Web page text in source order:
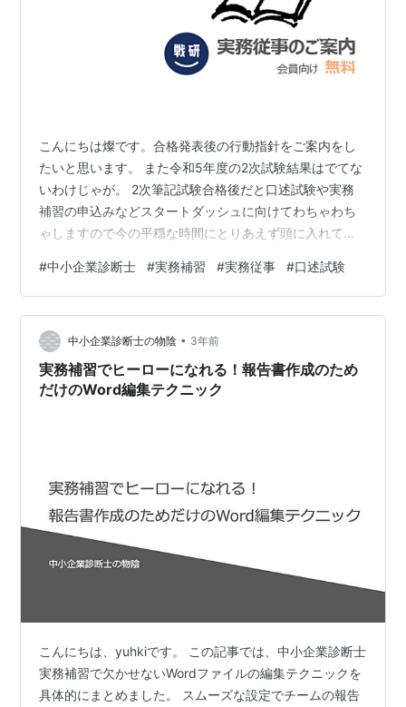
こんにちは燦です。合格発表後の行動指針をご案内をし
たいと思います。 また令和5年度の2次試験結果はでてな
いわけじゃが。 2次筆記試験合格後だと口述試験や実務
補習の申込みなどスタートダッシュに向けてわちゃわち
ゃしますので今の平穏な時間にとりあえず頭に入れてお
験発表後の行動がわかります・コスパの良い診断士資格
登録方法がわかります ◆目次◆ １．令和5年度2次試験
発表からの行動 1)口述試験 2)実務補習 3)実務ポイント
4)費用 5)不合格だった場合 ２．実務従事プログラムのご
案内 １．令和5年度2次試験発表からの行動 令和5年度試
験ですが、時…
#中小企業診断士 #実務補習 #実務従事 #口述試験
中小企業診断士の物陰 • 3年前
実務補習でヒーローになれる！報告書作成のため
だけのWord編集テクニック
こんにちは、yuhkiです。 この記事では、中小企業診断士
実務補習で欠かせないWordファイルの編集テクニックを
具体的にまとめました。 スムーズな設定でチームの報告